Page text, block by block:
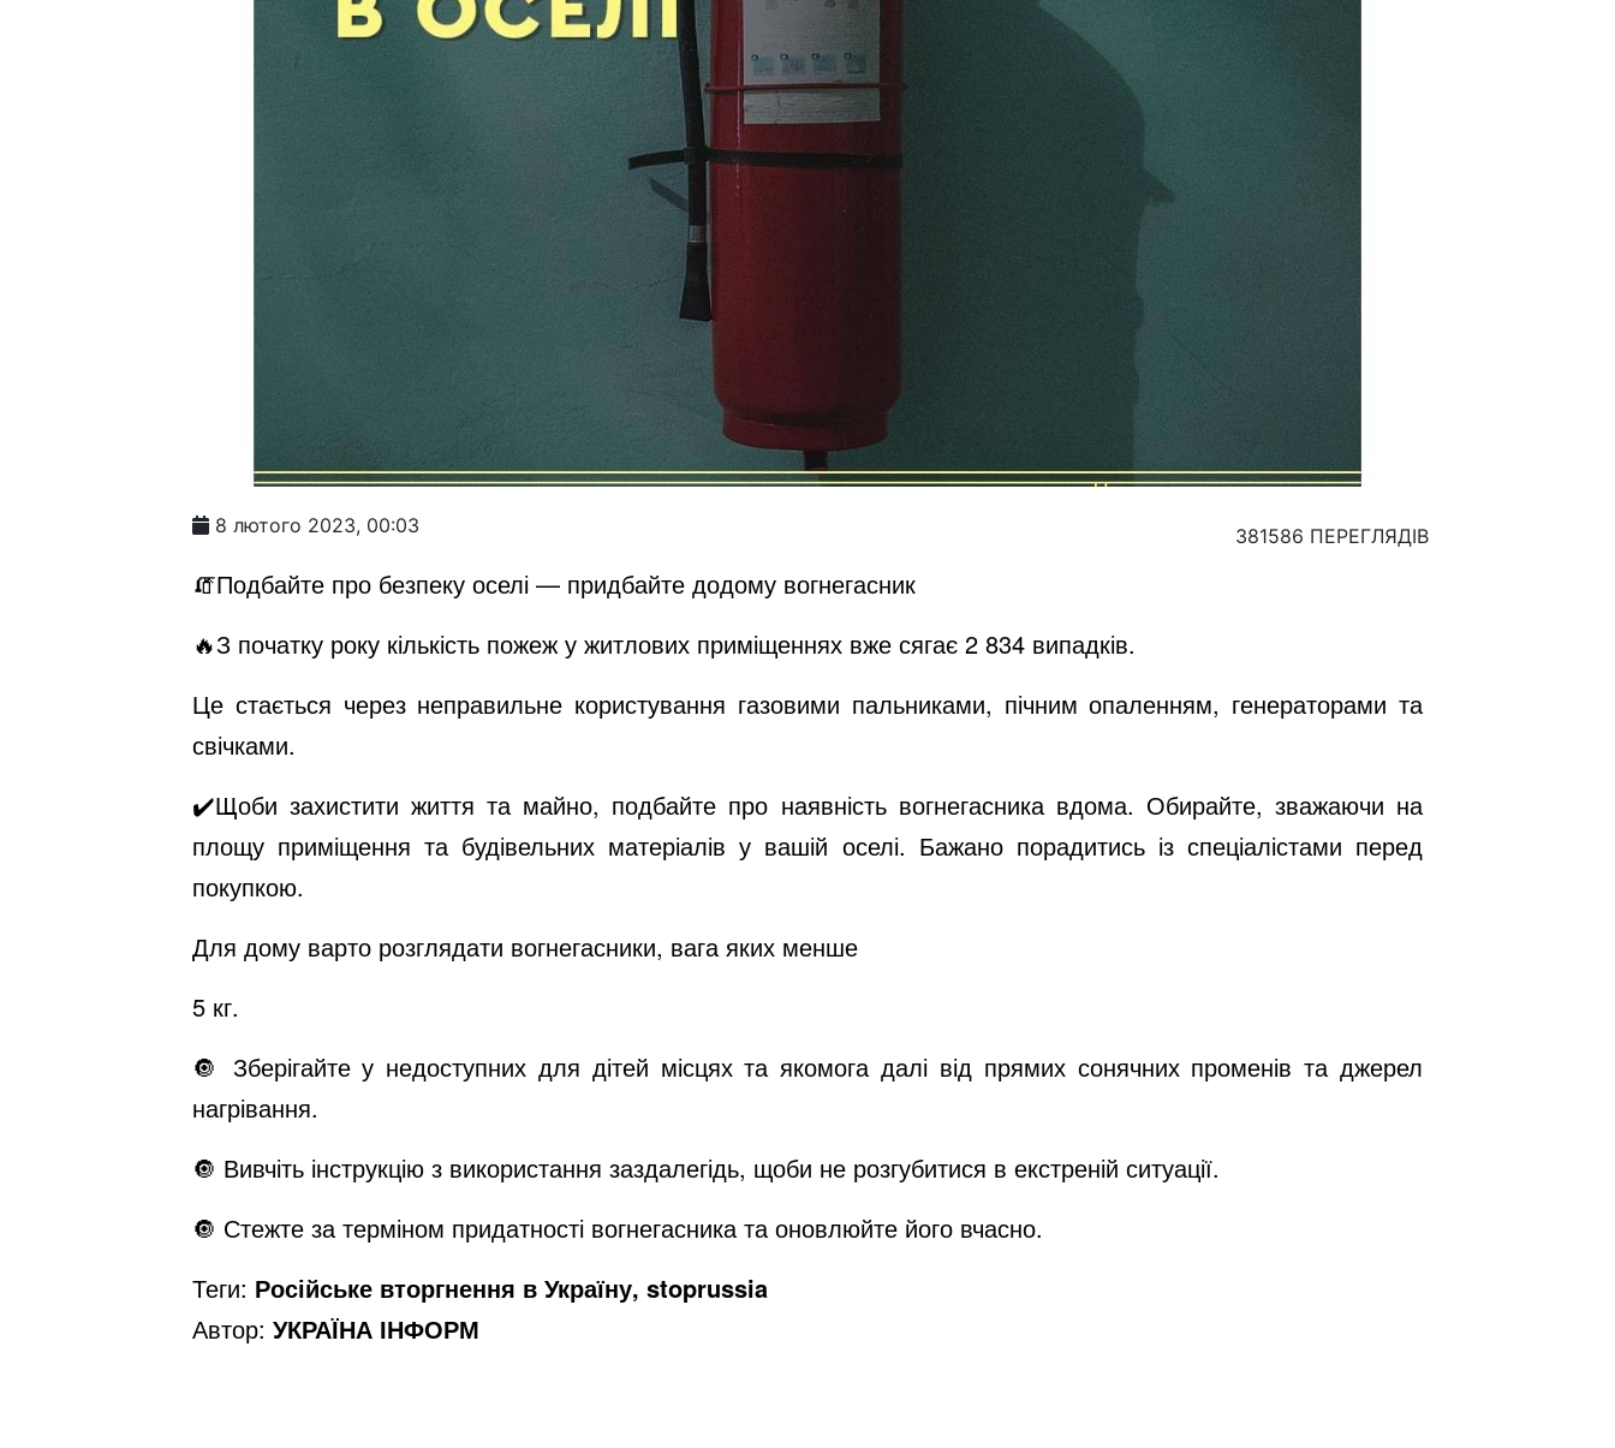
8 лютого 2023, 00:03 381586 ПЕРЕГЛЯДІВ
🧯Подбайте про безпеку оселі — придбайте додому вогнегасник
🔥З початку року кількість пожеж у житлових приміщеннях вже сягає 2 834 випадків.
Це стається через неправильне користування газовими пальниками, пічним опаленням, генераторами та
свічками.
✔️Щоби захистити життя та майно, подбайте про наявність вогнегасника вдома. Обирайте, зважаючи на
площу приміщення та будівельних матеріалів у вашій оселі. Бажано порадитись із спеціалістами перед
покупкою.
Для дому варто розглядати вогнегасники, вага яких менше
5 кг.
🔘 Зберігайте у недоступних для дітей місцях та якомога далі від прямих сонячних променів та джерел
нагрівання.
🔘 Вивчіть інструкцію з використання заздалегідь, щоби не розгубитися в екстреній ситуації.
🔘 Стежте за терміном придатності вогнегасника та оновлюйте його вчасно.
Теги: Російське вторгнення в Україну, stoprussia
Автор: УКРАЇНА ІНФОРМ